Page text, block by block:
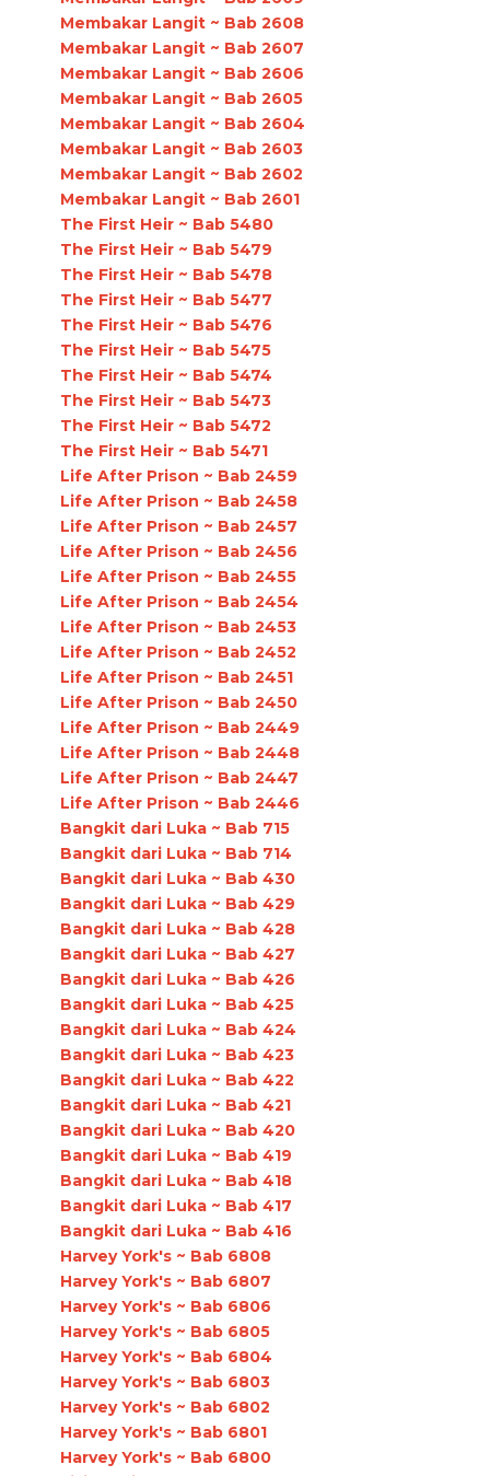
Membakar Langit ~ Bab 2608
Membakar Langit ~ Bab 2607
Membakar Langit ~ Bab 2606
Membakar Langit ~ Bab 2605
Membakar Langit ~ Bab 2604
Membakar Langit ~ Bab 2603
Membakar Langit ~ Bab 2602
Membakar Langit ~ Bab 2601
The First Heir ~ Bab 5480
The First Heir ~ Bab 5479
The First Heir ~ Bab 5478
The First Heir ~ Bab 5477
The First Heir ~ Bab 5476
The First Heir ~ Bab 5475
The First Heir ~ Bab 5474
The First Heir ~ Bab 5473
The First Heir ~ Bab 5472
The First Heir ~ Bab 5471
Life After Prison ~ Bab 2459
Life After Prison ~ Bab 2458
Life After Prison ~ Bab 2457
Life After Prison ~ Bab 2456
Life After Prison ~ Bab 2455
Life After Prison ~ Bab 2454
Life After Prison ~ Bab 2453
Life After Prison ~ Bab 2452
Life After Prison ~ Bab 2451
Life After Prison ~ Bab 2450
Life After Prison ~ Bab 2449
Life After Prison ~ Bab 2448
Life After Prison ~ Bab 2447
Life After Prison ~ Bab 2446
Bangkit dari Luka ~ Bab 715
Bangkit dari Luka ~ Bab 714
Bangkit dari Luka ~ Bab 430
Bangkit dari Luka ~ Bab 429
Bangkit dari Luka ~ Bab 428
Bangkit dari Luka ~ Bab 427
Bangkit dari Luka ~ Bab 426
Bangkit dari Luka ~ Bab 425
Bangkit dari Luka ~ Bab 424
Bangkit dari Luka ~ Bab 423
Bangkit dari Luka ~ Bab 422
Bangkit dari Luka ~ Bab 421
Bangkit dari Luka ~ Bab 420
Bangkit dari Luka ~ Bab 419
Bangkit dari Luka ~ Bab 418
Bangkit dari Luka ~ Bab 417
Bangkit dari Luka ~ Bab 416
Harvey York's ~ Bab 6808
Harvey York's ~ Bab 6807
Harvey York's ~ Bab 6806
Harvey York's ~ Bab 6805
Harvey York's ~ Bab 6804
Harvey York's ~ Bab 6803
Harvey York's ~ Bab 6802
Harvey York's ~ Bab 6801
Harvey York's ~ Bab 6800